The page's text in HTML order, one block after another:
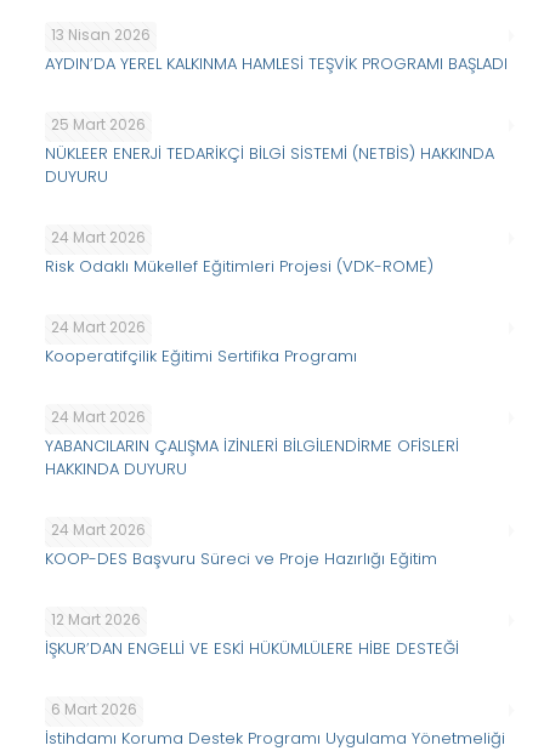
13 Nisan 2026
AYDIN’DA YEREL KALKINMA HAMLESİ TEŞVİK PROGRAMI BAŞLADI
25 Mart 2026
NÜKLEER ENERJİ TEDARİKÇİ BİLGİ SİSTEMİ (NETBİS) HAKKINDA
DUYURU
24 Mart 2026
Risk Odaklı Mükellef Eğitimleri Projesi (VDK-ROME)
24 Mart 2026
Kooperatifçilik Eğitimi Sertifika Programı
24 Mart 2026
YABANCILARIN ÇALIŞMA İZİNLERİ BİLGİLENDİRME OFİSLERİ
HAKKINDA DUYURU
24 Mart 2026
KOOP-DES Başvuru Süreci ve Proje Hazırlığı Eğitim
12 Mart 2026
İŞKUR’DAN ENGELLİ VE ESKİ HÜKÜMLÜLERE HİBE DESTEĞİ
6 Mart 2026
İstihdamı Koruma Destek Programı Uygulama Yönetmeliği